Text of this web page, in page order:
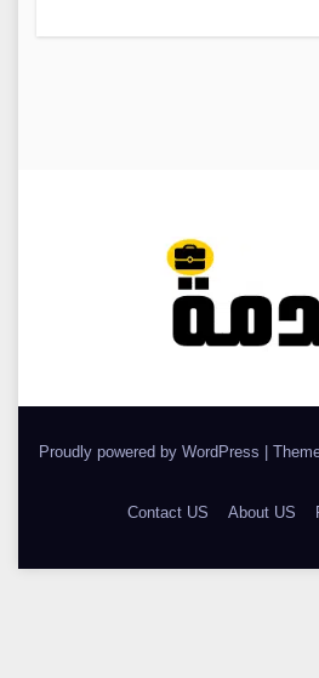
Proudly powered by WordPress |
Contact US About US